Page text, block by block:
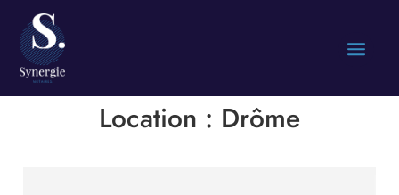
Location : Drôme